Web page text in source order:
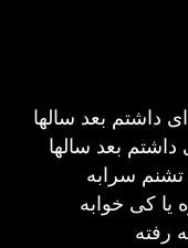
داشتم بعد سالها
بعد سالها
سرابه
یا کی خوابه
رفته